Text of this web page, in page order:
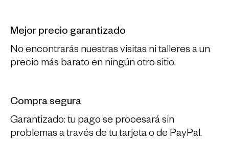
Mejor precio garantizado
No encontrarás nuestras visitas ni talleres a un
precio más barato en ningún otro sitio.
Compra segura
Garantizado: tu pago se procesará sin
problemas a través de tu tarjeta o de PayPal.